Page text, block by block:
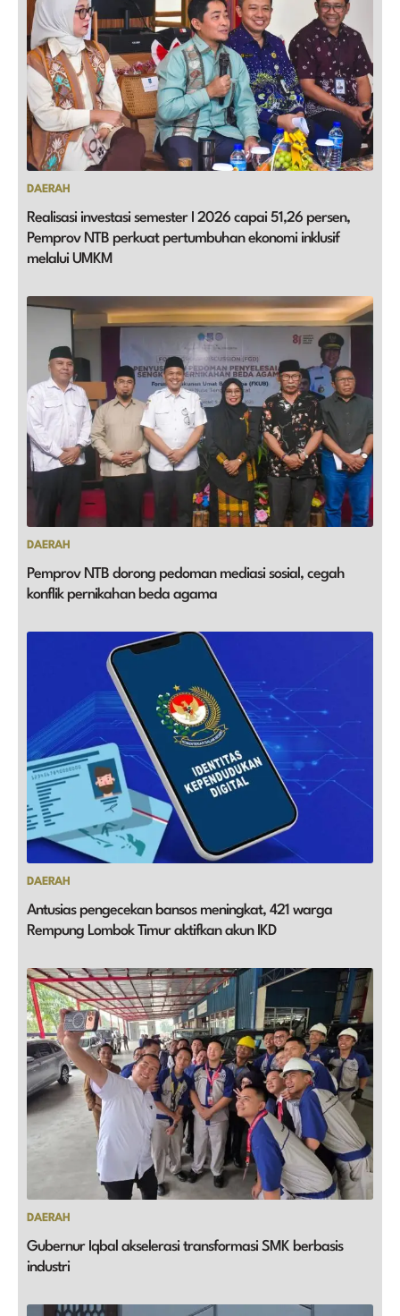
DAERAH
Realisasi investasi semester I 2026 capai 51,26 persen,
Pemprov NTB perkuat pertumbuhan ekonomi inklusif
melalui UMKM
DAERAH
Pemprov NTB dorong pedoman mediasi sosial, cegah
konflik pernikahan beda agama
DAERAH
Antusias pengecekan bansos meningkat, 421 warga
Rempung Lombok Timur aktifkan akun IKD
DAERAH
Gubernur Iqbal akselerasi transformasi SMK berbasis
industri